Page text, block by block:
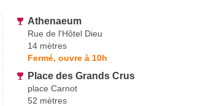
Athenaeum
Rue de l'Hôtel Dieu
14 mètres
Fermé, ouvre à 10h
Place des Grands Crus
place Carnot
52 mètres